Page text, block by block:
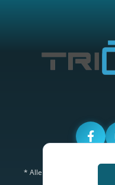
* Alle Preise inkl.